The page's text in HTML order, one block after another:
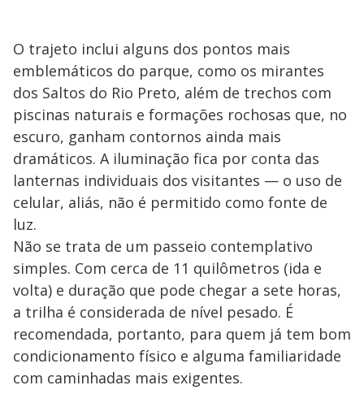
O trajeto inclui alguns dos pontos mais
emblemáticos do parque, como os mirantes
dos Saltos do Rio Preto, além de trechos com
piscinas naturais e formações rochosas que, no
escuro, ganham contornos ainda mais
dramáticos. A iluminação fica por conta das
lanternas individuais dos visitantes — o uso de
celular, aliás, não é permitido como fonte de
luz.
Não se trata de um passeio contemplativo
simples. Com cerca de 11 quilômetros (ida e
volta) e duração que pode chegar a sete horas,
a trilha é considerada de nível pesado. É
recomendada, portanto, para quem já tem bom
condicionamento físico e alguma familiaridade
com caminhadas mais exigentes.